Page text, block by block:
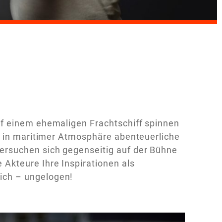
einem ehemaligen Frachtschiff spinnen
maritimer Atmosphäre abenteuerliche
sich gegenseitig auf der Bühne
Akteure Ihre Inspirationen als
– ungelogen!